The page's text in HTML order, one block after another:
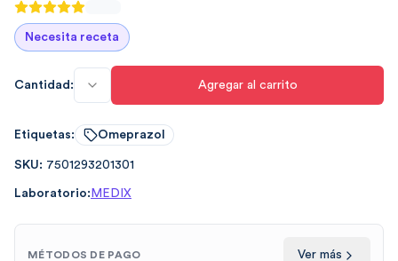
Necesita receta
Cantidad: Agregar al carrito
Etiquetas: Omeprazol
SKU: 7501293201301
Laboratorio: MEDIX
MÉTODOS DE PAGO Ver más